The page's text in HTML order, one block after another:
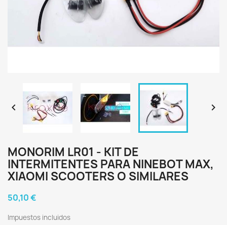
 
MONORIM LR01 - KIT DE
INTERMITENTES PARA NINEBOT MAX,
XIAOMI SCOOTERS O SIMILARES
50,10 €
Impuestos incluidos